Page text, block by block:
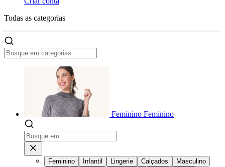
Todas as categorias
Feminino Feminino
Feminino Infantil Lingerie Calçados
Masculino